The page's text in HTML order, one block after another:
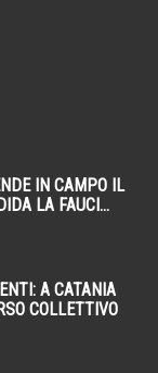
IN CAMPO IL
LA FAUCI...
A CATANIA
COLLETTIVO